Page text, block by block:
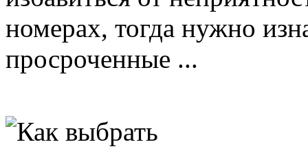
номерах, тогда нужно
просроченные ...